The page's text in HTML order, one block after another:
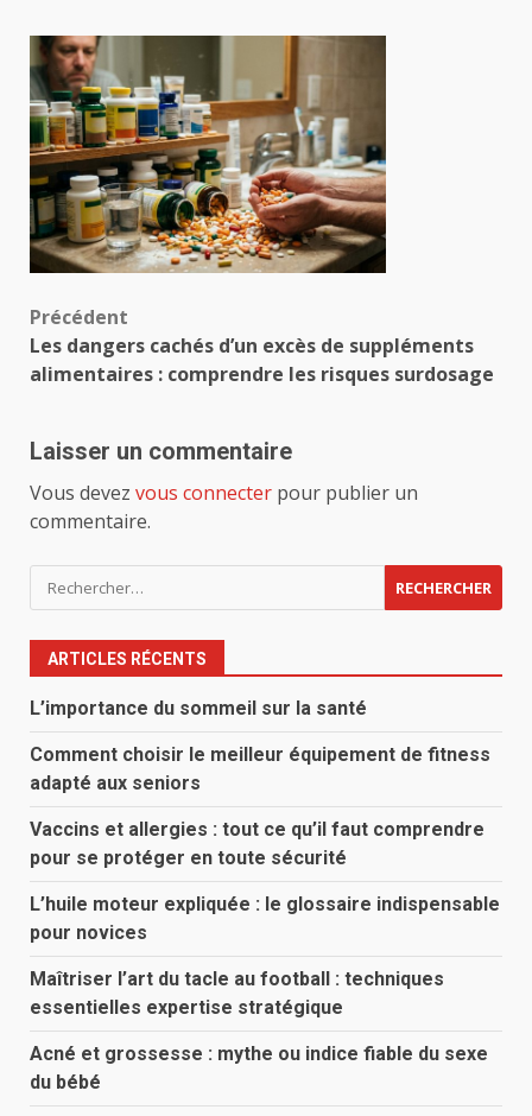
Navigation
d’article
Précédent
Les dangers cachés d’un excès de suppléments
alimentaires : comprendre les risques surdosage
Laisser un commentaire
Vous devez vous connecter pour publier un
commentaire.
Rechercher :
ARTICLES RÉCENTS
L’importance du sommeil sur la santé
Comment choisir le meilleur équipement de fitness
adapté aux seniors
Vaccins et allergies : tout ce qu’il faut comprendre
pour se protéger en toute sécurité
L’huile moteur expliquée : le glossaire indispensable
pour novices
Maîtriser l’art du tacle au football : techniques
essentielles expertise stratégique
Acné et grossesse : mythe ou indice fiable du sexe
du bébé